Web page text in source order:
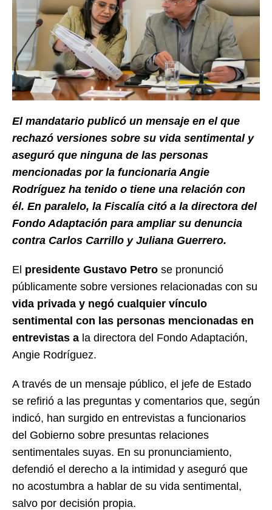
El mandatario publicó un mensaje en el que
rechazó versiones sobre su vida sentimental y
aseguró que ninguna de las personas
mencionadas por la funcionaria Angie
Rodríguez ha tenido o tiene una relación con
él. En paralelo, la Fiscalía citó a la directora del
Fondo Adaptación para ampliar su denuncia
contra Carlos Carrillo y Juliana Guerrero.
El presidente Gustavo Petro se pronunció
públicamente sobre versiones relacionadas con su
vida privada y negó cualquier vínculo
sentimental con las personas mencionadas en
entrevistas a la directora del Fondo Adaptación,
Angie Rodríguez.
A través de un mensaje público, el jefe de Estado
se refirió a las preguntas y comentarios que, según
indicó, han surgido en entrevistas a funcionarios
del Gobierno sobre presuntas relaciones
sentimentales suyas. En su pronunciamiento,
defendió el derecho a la intimidad y aseguró que
no acostumbra a hablar de su vida sentimental,
salvo por decisión propia.